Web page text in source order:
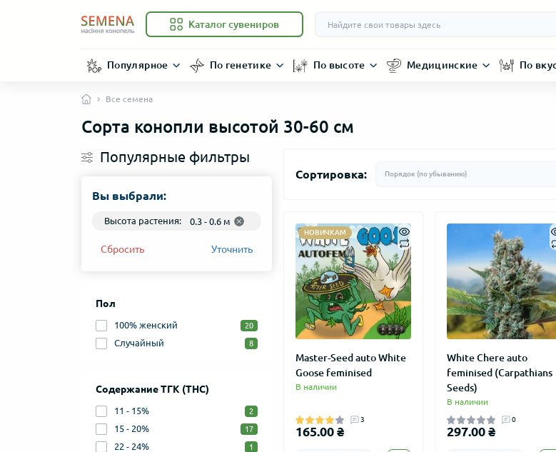
Каталог сувениров
Популярное По генетике По высоте Медицинские По
Все семена
Сорта конопли высотой 30-60 см
Популярные фильтры
Вы выбрали:
Высота растения: 0.3 - 0.6 м
Сбросить Уточнить
Пол
100% женский 20
Случайный 8
Содержание ТГК (THC)
11 - 15% 2
15 - 20% 17
22 - 24% 1
Сортировка:
НОВИЧКАМ
Master-Seed auto White
Goose feminised
В наличии
3
165.00 ₴
White Chere auto
feminised (Carpathians
Seeds)
В наличии
0
297.00 ₴